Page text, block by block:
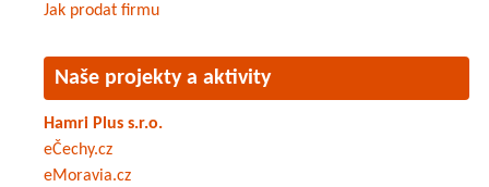
Jak prodat firmu
Naše projekty a aktivity
Hamri Plus s.r.o.
eČechy.cz
eMoravia.cz